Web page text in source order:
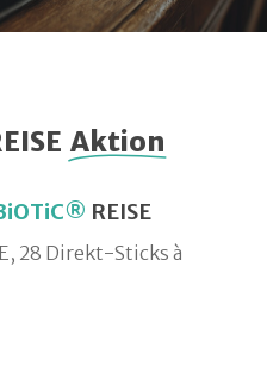
Aktion
REISE
28 Direkt-Sticks à